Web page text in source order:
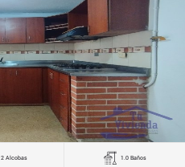
2 Alcobas 1.0 Baños